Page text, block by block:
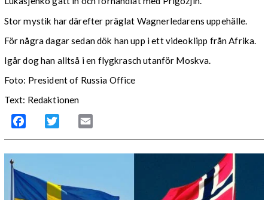
Stor mystik har därefter präglat Wagnerledarens uppehälle.
För några dagar sedan dök han upp i ett videoklipp från Afrika.
Igår dog han alltså i en flygkrasch utanför Moskva.
Foto: President of Russia Office
Text: Redaktionen
Facebook Twitter